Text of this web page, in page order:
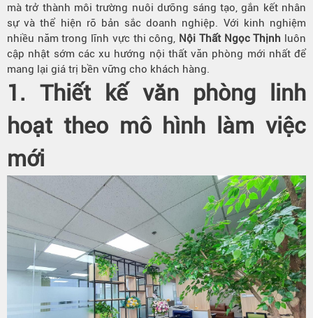
mà trở thành môi trường nuôi dưỡng sáng tạo, gắn kết nhân
sự và thể hiện rõ bản sắc doanh nghiệp. Với kinh nghiệm
nhiều năm trong lĩnh vực thi công, Nội Thất Ngọc Thịnh luôn
cập nhật sớm các xu hướng nội thất văn phòng mới nhất để
mang lại giá trị bền vững cho khách hàng.
1. Thiết kế văn phòng linh
hoạt theo mô hình làm việc
mới